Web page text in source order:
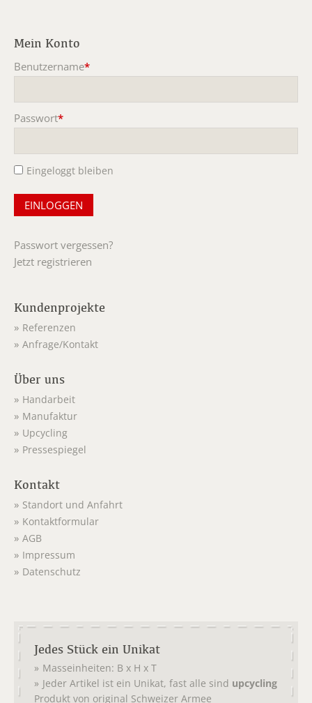
Mein Konto
Benutzername*
Passwort*
Eingeloggt bleiben
Passwort vergessen?
Jetzt registrieren
Kundenprojekte
Referenzen
Anfrage/Kontakt
Über uns
Handarbeit
Manufaktur
Upcycling
Pressespiegel
Kontakt
Standort und Anfahrt
Kontaktformular
AGB
Impressum
Datenschutz
Jedes Stück ein Unikat
Masseinheiten: B x H x T
Jeder Artikel ist ein Unikat, fast alle sind upcycling
Produkt von original Schweizer Armee